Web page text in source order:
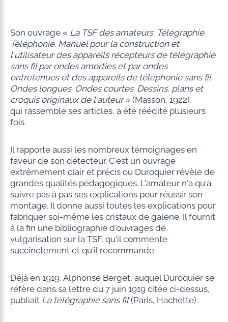
Son ouvrage « La TSF des amateurs. Télégraphie.
Téléphonie. Manuel pour la construction et
l'utilisateur des appareils récepteurs de télégraphie
sans fil par ondes amorties et par ondes
entretenues et des appareils de téléphonie sans fil.
Ondes longues. Ondes courtes. Dessins, plans et
croquis originaux de l'auteur »(Masson, 1922),
qui rassemble ses articles, a été réédité plusieurs
fois.
Il rapporte aussi les nombreux témoignages en
faveur de son détecteur. C'est un ouvrage
extrêmement clair et précis où Duroquier révèle de
grandes qualités pédagogiques. L'amateur n'a qu'à
suivre pas à pas ses explications pour réussir son
montage. Il donne aussi toutes les explications pour
fabriquer soi-même les cristaux de galène. Il fournit
à la fin une bibliographie d'ouvrages de
vulgarisation sur la TSF, qu'il commente
succinctement et qu'il recommande.
Déjà en 1919, Alphonse Berget, auquel Duroquier se
réfère dans sa lettre du 7 juin 1919 citée ci-dessus,
publiait La télégraphie sans fil(Paris, Hachette).